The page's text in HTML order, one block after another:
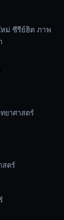
ม่ ซีรีย์ฮิต ภาพ
ยาศาสตร์
สตร์